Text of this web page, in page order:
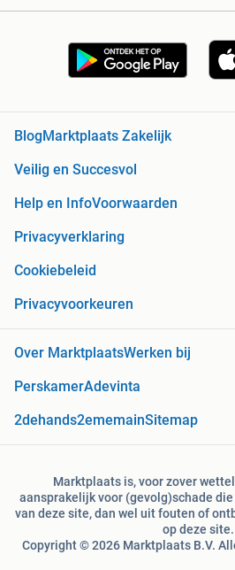
BlogMarktplaats Zakelijk
Veilig en Succesvol
Help en InfoVoorwaarden
Privacyverklaring
Cookiebeleid
Privacyvoorkeuren
Over MarktplaatsWerken bij
PerskamerAdevinta
2dehands2ememainSitemap
Marktplaats is, voor zover
aansprakelijk voor (gevolg)schade
van deze site, dan wel uit fouten of
op deze site.
Copyright © 2026 Marktplaats B.V.